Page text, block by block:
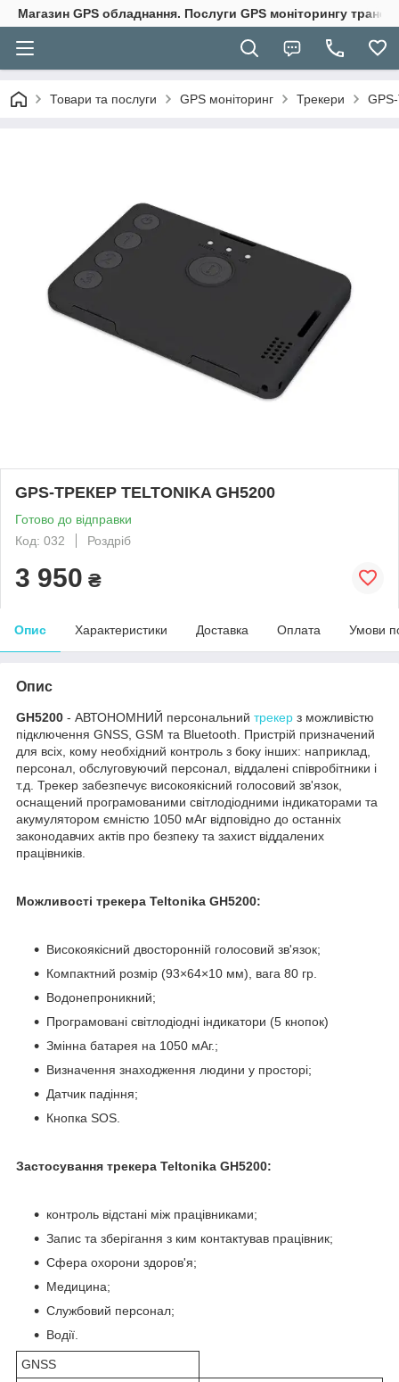
Магазин GPS обладнання. Послуги GPS моніторингу
Товари та послуги GPS моніторинг Трекери
GPS-ТРЕКЕР TELTONIKA GH5200
Готово до відправки
Код: 032
Роздріб
3 950 ₴
Опис Характеристики Доставка Оплата Умови
Опис
GH5200 - АВТОНОМНИЙ персональний трекер з можливістю
підключення GNSS, GSM та Bluetooth. Пристрій призначений
для всіх, кому необхідний контроль з боку інших: наприклад,
персонал, обслуговуючий персонал, віддалені співробітники і
т.д. Трекер забезпечує високоякісний голосовий зв'язок,
оснащений програмованими світлодіодними індикаторами та
акумулятором ємністю 1050 мАг відповідно до останніх
законодавчих актів про безпеку та захист віддалених
працівників.
Можливості трекера Teltonika GH5200:
Високоякісний двосторонній голосовий зв'язок;
Компактний розмір (93×64×10 мм), вага 80 гр.
Водонепроникний;
Програмовані світлодіодні індикатори (5 кнопок)
Змінна батарея на 1050 мАг.;
Визначення знаходження людини у просторі;
Датчик падіння;
Кнопка SOS.
Застосування трекера Teltonika GH5200:
контроль відстані між працівниками;
Запис та зберігання з ким контактував працівник;
Сфера охорони здоров'я;
Медицина;
Службовий персонал;
Водiї.
GNSS